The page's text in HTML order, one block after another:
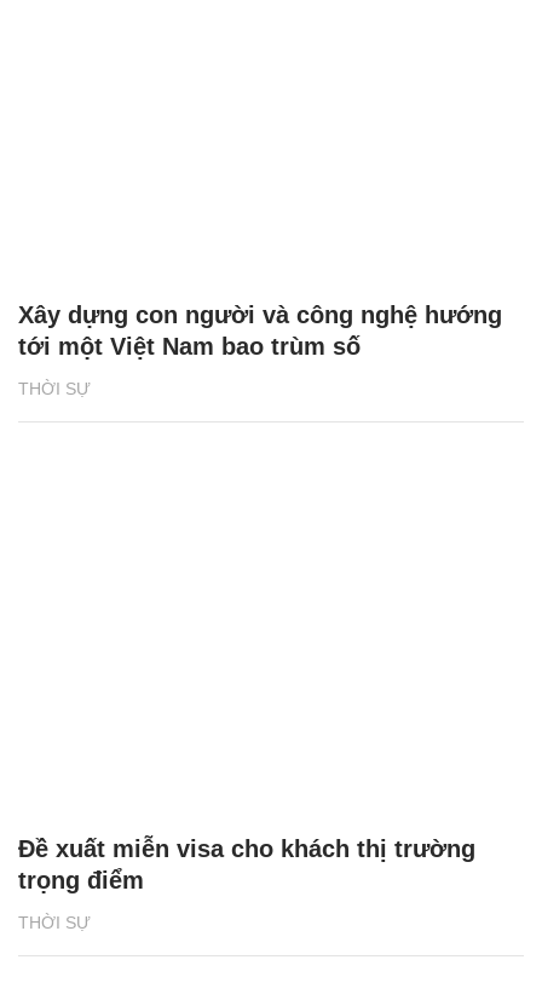
THỜI SỰ
Xây dựng con người và công nghệ hướng
tới một Việt Nam bao trùm số
THỜI SỰ
Đề xuất miễn visa cho khách thị trường
trọng điểm